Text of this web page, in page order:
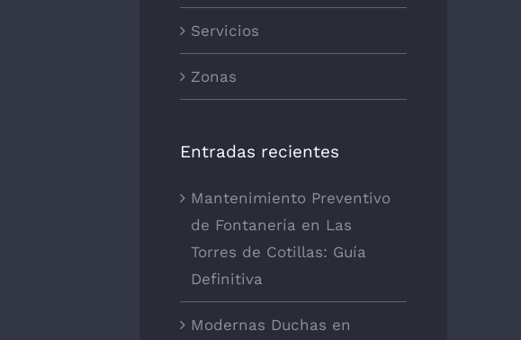
Servicios
Zonas
Entradas recientes
Mantenimiento Preventivo
de Fontanería en Las
Torres de Cotillas: Guía
Definitiva
Modernas Duchas en